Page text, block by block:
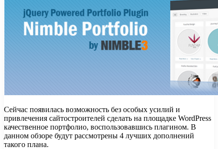
Сейчас появилась возможность без особых усилий и
привлечения сайтостроителей сделать на площадке WordPress
качественное портфолио, воспользовавшись плагином. В
данном обзоре будут рассмотрены 4 лучших дополнений
такого плана.